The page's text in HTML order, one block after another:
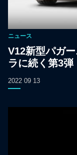
ニュース
V12新型パガ
ラに続く第3弾
2022 09 13